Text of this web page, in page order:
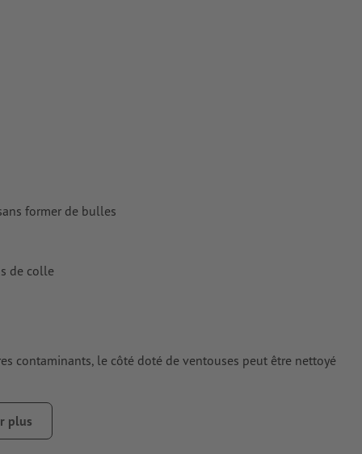
former de bulles
de colle
contaminants, le côté doté de ventouses peut être nettoyé
de poussière, de graisse ou d’autres contaminants. Ceux-
plus